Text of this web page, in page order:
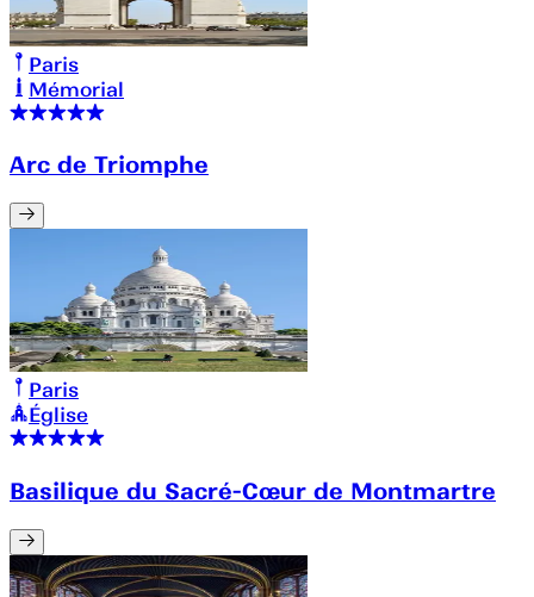
Paris
Mémorial
Arc de Triomphe
Paris
Église
Basilique du Sacré-Cœur de Montmartre